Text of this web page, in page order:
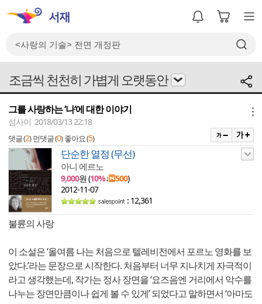
조금씩 천천히 가볍게 오랫동안
그를 사랑하는 ‘나‘에 대한 이야기
섬사이 2018/03/13 22:18
댓글 (2) 먼댓글 (0) 좋아요 (5)
단순한 열정 (무선)
아니 에르노
9,000원 (10%↓ 500)
2012-11-07
: 12,361
불륜의 사랑
이 소설은 ‘올여름 나는 처음으로 텔레비전에서 포르노 영화를 보
았다.’라는 문장으로 시작한다. 처음부터 너무 지나치게 자극적이
라고 생각했는데, 작가는 정사 장면을 ‘요즈음엔 거리에서 악수를
나누는 장면만큼이나 쉽게 볼 수 있게’ 되었다고 말하면서 ‘아마도